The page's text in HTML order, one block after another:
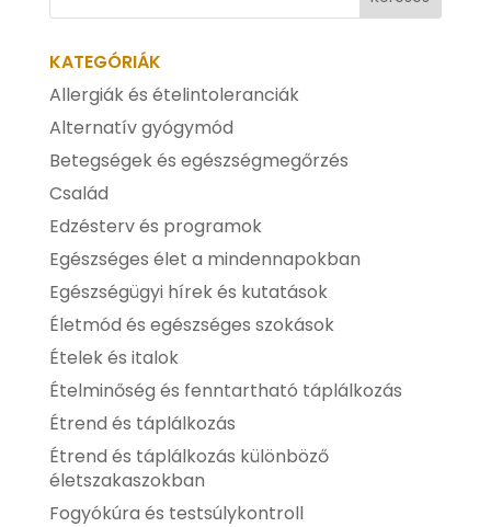
KATEGÓRIÁK
Allergiák és ételintoleranciák
Alternatív gyógymód
Betegségek és egészségmegőrzés
Család
Edzésterv és programok
Egészséges élet a mindennapokban
Egészségügyi hírek és kutatások
Életmód és egészséges szokások
Ételek és italok
Ételminőség és fenntartható táplálkozás
Étrend és táplálkozás
Étrend és táplálkozás különböző
életszakaszokban
Fogyókúra és testsúlykontroll